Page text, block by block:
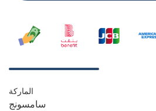
الماركة
سامسونج